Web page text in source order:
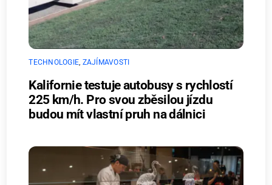
TECHNOLOGIE ZAJÍMAVOSTI
Kalifornie testuje autobusy s rychlostí
225 km/h. Pro svou zběsilou jízdu
budou mít vlastní pruh na dálnici